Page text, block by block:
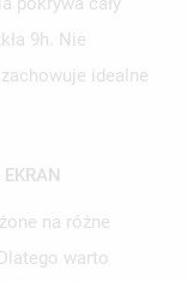
9h. Nie
idealne
na różne
warto